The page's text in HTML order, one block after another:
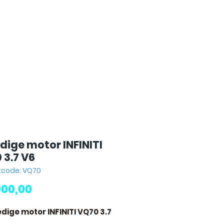
motor INFINITI
3.7 V6
VQ70
motor INFINITI VQ70 3.7